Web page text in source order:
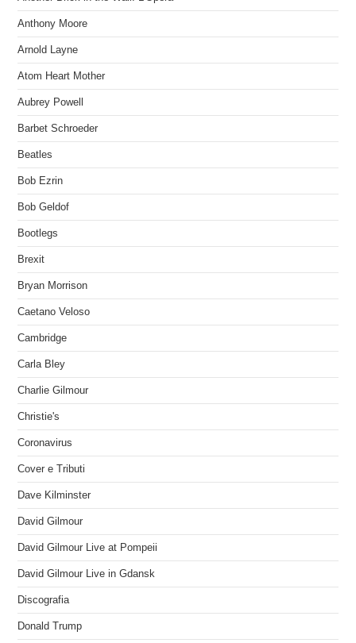
Anthony Moore
Arnold Layne
Atom Heart Mother
Aubrey Powell
Barbet Schroeder
Beatles
Bob Ezrin
Bob Geldof
Bootlegs
Brexit
Bryan Morrison
Caetano Veloso
Cambridge
Carla Bley
Charlie Gilmour
Christie's
Coronavirus
Cover e Tributi
Dave Kilminster
David Gilmour
David Gilmour Live at Pompeii
David Gilmour Live in Gdansk
Discografia
Donald Trump